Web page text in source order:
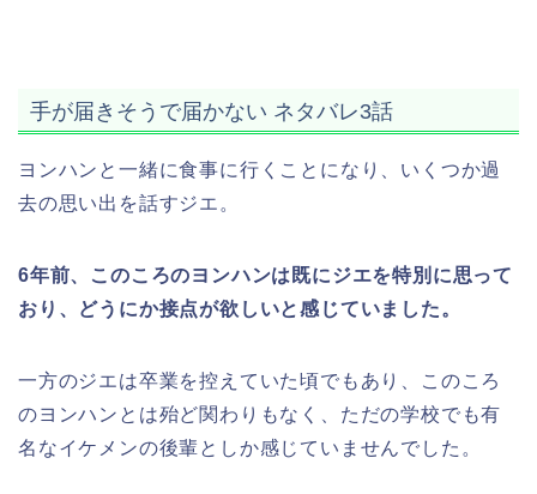
手が届きそうで届かない ネタバレ3話
ヨンハンと一緒に食事に行くことになり、いくつか過
去の思い出を話すジエ。
6年前、このころのヨンハンは既にジエを特別に思って
おり、どうにか接点が欲しいと感じていました。
一方のジエは卒業を控えていた頃でもあり、このころ
のヨンハンとは殆ど関わりもなく、ただの学校でも有
名なイケメンの後輩としか感じていませんでした。